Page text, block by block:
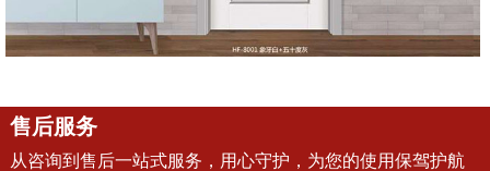
售后服务
从咨询到售后一站式服务，用心守护，为您的使用保驾护航